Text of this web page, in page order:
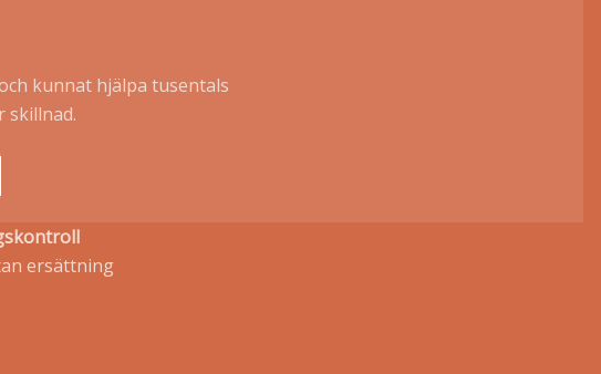
kunnat hjälpa tusentals
skillnad.
ersättning